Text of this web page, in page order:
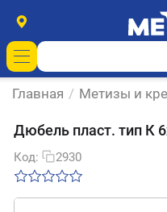
Главная / Метизы и
Дюбель пласт. тип К
Код: 2930